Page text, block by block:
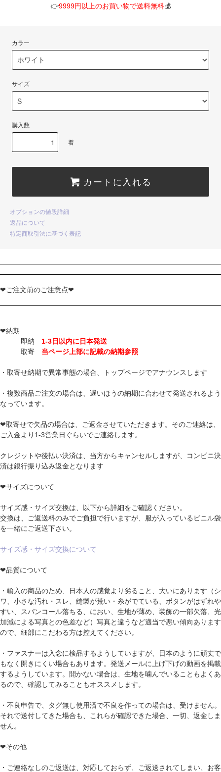
👉9999円以上のお買い物で送料無料💰
カラー
サイズ
購入数
着
カートに入れる
オプションの値段詳細
返品について
特定商取引法に基づく表記
❤ご注文前のご注意点❤
❤納期
即納 1-3日以内に日本発送
取寄 当ページ上部に記載の納期参照
・取寄せ納期で異常事態の場合、トップページでアナウンスします
・複数商品ご注文の場合は、遅いほうの納期に合わせて発送されるよう
なっています。
❤取寄せで欠品の場合は、ご返金させていただきます。そのご連絡は、
ご入金より1-3営業日ぐらいでご連絡します。
クレジットや後払い決済は、当方からキャンセルしますが、コンビニ決
済は銀行振り込み返金となります
❤サイズについて
サイズ感・サイズ交換は、以下から詳細をご確認ください。
交換は、ご返送料のみでご負担で行いますが、服が入っているビニル袋
を一緒にご返送下さい。
サイズ感・サイズ交換について
❤品質について
・輸入の商品のため、日本人の感覚より劣ること、大いにあります（シ
ワ、小さな汚れ・スレ、縫製が荒い・糸がでている、ボタンがはずれや
すい、スパンコール落ちる、におい、生地が薄め、装飾の一部欠落、光
加減による写真との色差など）写真と違うなど適当で悪い傾向あります
ので、細部にこだわる方は控えてください。
・ファスナーは入念に検品するようしていますが、日本のように頑丈で
もなく開きにくい場合もあります。発送メールに上げ下げの動画を掲載
するようしています。開かない場合は、生地を噛んでいることもよくあ
るので、確認してみることもオススメします。
・不良申告で、タグ無し使用済で不良を作っての場合は、受けません。
それで送付してきた場合も、これらが確認できた場合、一切、返金しま
せん。
❤その他
・ご連絡なしのご返送は、対応しておらず、ご返送されてしまい、お客